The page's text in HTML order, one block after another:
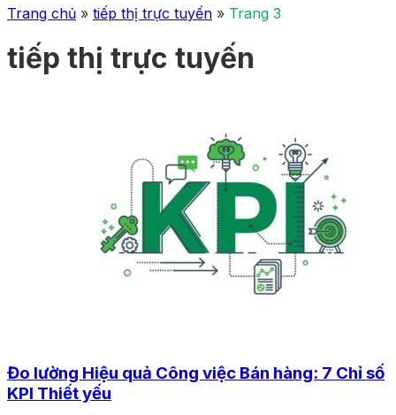
Trang chủ » tiếp thị trực tuyến » Trang 3
tiếp thị trực tuyến
Đo lường Hiệu quả Công việc Bán hàng: 7 Chỉ số
KPI Thiết yếu